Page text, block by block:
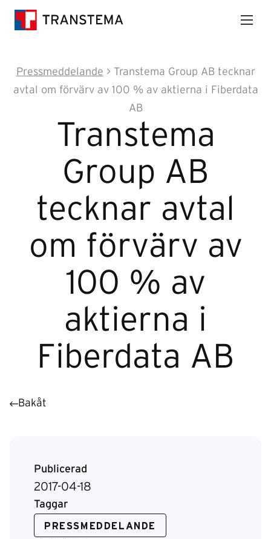
Pressmeddelande > Transtema Group AB tecknar
avtal om förvärv av 100 % av aktierna i Fiberdata
AB
Transtema
Group AB
tecknar avtal
om förvärv av
100 % av
aktierna i
Fiberdata AB
Bakåt
Publicerad
2017-04-18
Taggar
PRESSMEDDELANDE